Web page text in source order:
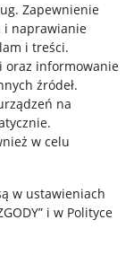
. Zapewnienie
i naprawianie
i treści.
oraz informowanie
źródeł.
na
.
w celu
w ustawieniach
i w Polityce